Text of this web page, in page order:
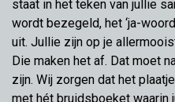
staat in het teken van jullie
wordt bezegeld, het ‘ja-
uit. Jullie zijn op je
Die maken het af. Dat moet
zijn. Wij zorgen dat het
met hét bruidsboeket waarin